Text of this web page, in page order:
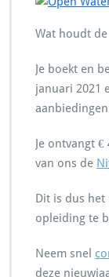
Wat houdt
Je boekt en
januari 2021
Je ontvangt
van ons de
Dit is dus
opleiding te
Neem snel
deze